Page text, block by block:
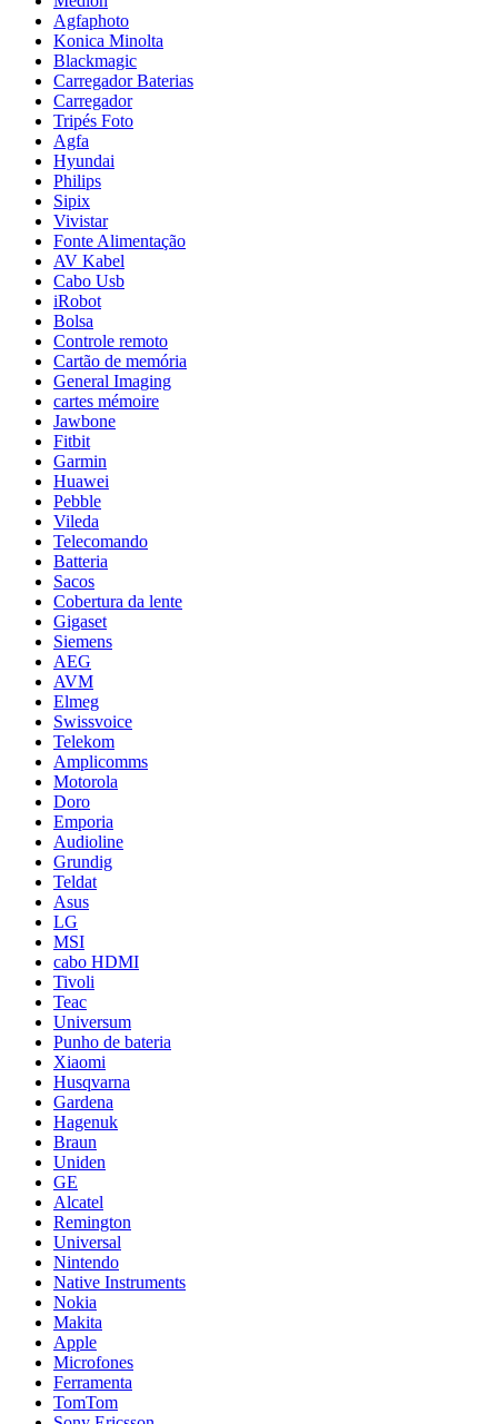
Agfaphoto
Konica Minolta
Blackmagic
Carregador Baterias
Carregador
Tripés Foto
Agfa
Hyundai
Philips
Sipix
Vivistar
Fonte Alimentação
AV Kabel
Cabo Usb
iRobot
Bolsa
Controle remoto
Cartão de memória
General Imaging
cartes mémoire
Jawbone
Fitbit
Garmin
Huawei
Pebble
Vileda
Telecomando
Batteria
Sacos
Cobertura da lente
Gigaset
Siemens
AEG
AVM
Elmeg
Swissvoice
Telekom
Amplicomms
Motorola
Doro
Emporia
Audioline
Grundig
Teldat
Asus
LG
MSI
cabo HDMI
Tivoli
Teac
Universum
Punho de bateria
Xiaomi
Husqvarna
Gardena
Hagenuk
Braun
Uniden
GE
Alcatel
Remington
Universal
Nintendo
Native Instruments
Nokia
Makita
Apple
Microfones
Ferramenta
TomTom